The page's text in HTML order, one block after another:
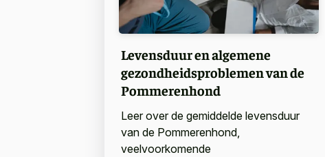
Levensduur en algemene
gezondheidsproblemen van de
Pommerenhond
Leer over de gemiddelde levensduur
van de Pommerenhond,
veelvoorkomende